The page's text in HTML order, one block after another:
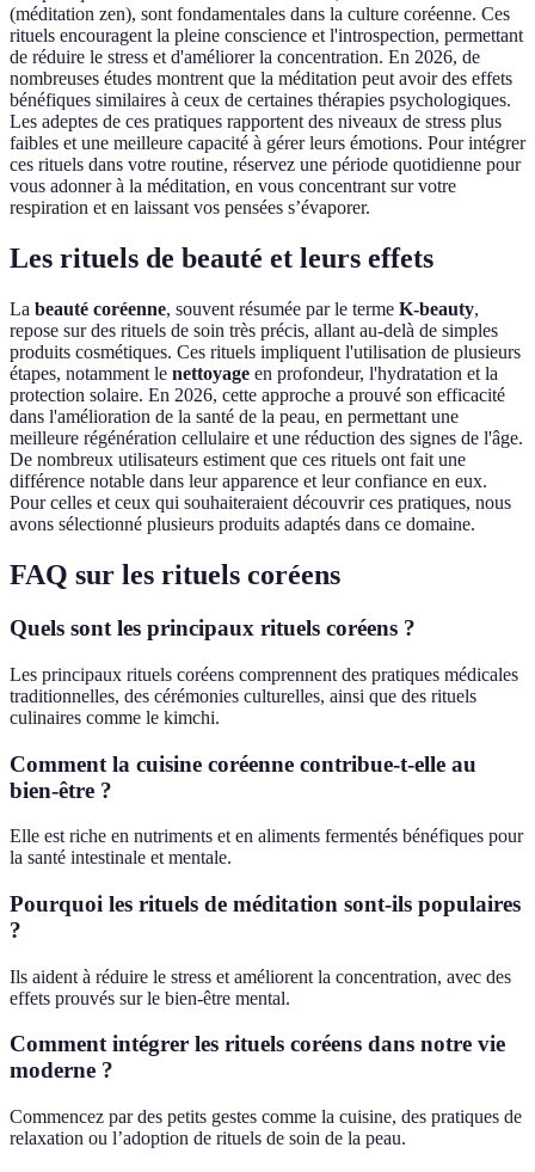
(méditation zen), sont fondamentales dans la culture coréenne. Ces
rituels encouragent la pleine conscience et l'introspection, permettant
de réduire le stress et d'améliorer la concentration. En 2026, de
nombreuses études montrent que la méditation peut avoir des effets
bénéfiques similaires à ceux de certaines thérapies psychologiques.
Les adeptes de ces pratiques rapportent des niveaux de stress plus
faibles et une meilleure capacité à gérer leurs émotions. Pour intégrer
ces rituels dans votre routine, réservez une période quotidienne pour
vous adonner à la méditation, en vous concentrant sur votre
respiration et en laissant vos pensées s’évaporer.
Les rituels de beauté et leurs effets
La beauté coréenne, souvent résumée par le terme K-beauty,
repose sur des rituels de soin très précis, allant au-delà de simples
produits cosmétiques. Ces rituels impliquent l'utilisation de plusieurs
étapes, notamment le nettoyage en profondeur, l'hydratation et la
protection solaire. En 2026, cette approche a prouvé son efficacité
dans l'amélioration de la santé de la peau, en permettant une
meilleure régénération cellulaire et une réduction des signes de l'âge.
De nombreux utilisateurs estiment que ces rituels ont fait une
différence notable dans leur apparence et leur confiance en eux.
Pour celles et ceux qui souhaiteraient découvrir ces pratiques, nous
avons sélectionné plusieurs produits adaptés dans ce domaine.
FAQ sur les rituels coréens
Quels sont les principaux rituels coréens ?
Les principaux rituels coréens comprennent des pratiques médicales
traditionnelles, des cérémonies culturelles, ainsi que des rituels
culinaires comme le kimchi.
Comment la cuisine coréenne contribue-t-elle au
bien-être ?
Elle est riche en nutriments et en aliments fermentés bénéfiques pour
la santé intestinale et mentale.
Pourquoi les rituels de méditation sont-ils populaires
?
Ils aident à réduire le stress et améliorent la concentration, avec des
effets prouvés sur le bien-être mental.
Comment intégrer les rituels coréens dans notre vie
moderne ?
Commencez par des petits gestes comme la cuisine, des pratiques de
relaxation ou l’adoption de rituels de soin de la peau.